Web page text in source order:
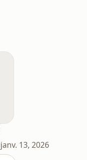
janv. 13, 2026